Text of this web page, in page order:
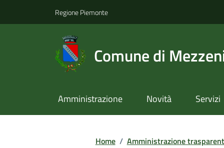
Regione Piemonte
Comune di
Amministrazione Novità Servizi
Home / Amministrazione